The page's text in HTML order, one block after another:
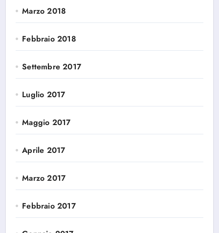
Marzo 2018
Febbraio 2018
Settembre 2017
Luglio 2017
Maggio 2017
Aprile 2017
Marzo 2017
Febbraio 2017